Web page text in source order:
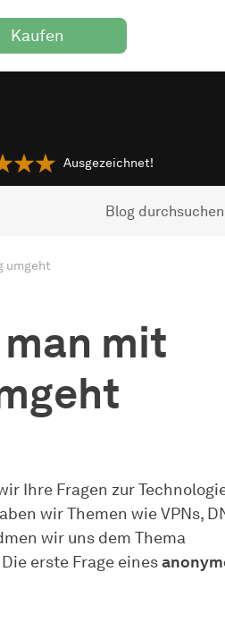
Kaufen
Ausgezeichnet!
Blog durchsuchen
umgeht
mit
Ihre Fragen zur
wir Themen wie VPNs,
wir uns dem Thema
erste Frage eines